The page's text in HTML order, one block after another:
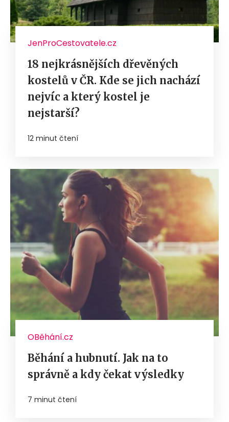
JenProCestovatele.cz
18 nejkrásnějších dřevěných
kostelů v ČR. Kde se jich nachází
nejvíc a který kostel je
nejstarší?
12 minut čtení
OBěhání.cz
Běhání a hubnutí. Jak na to
správně a kdy čekat výsledky
7 minut čtení